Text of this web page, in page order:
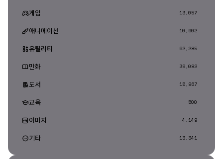
게임 13,057
애니메이션 10,902
유틸리티 62,285
만화 39,082
도서 15,967
교육 500
이미지 4,149
기타 13,341